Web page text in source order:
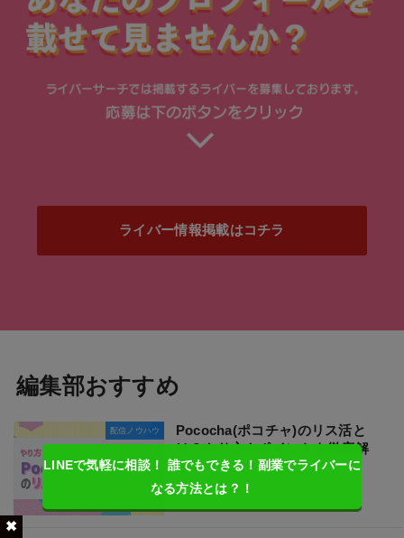
ライバー情報掲載はコチラ
編集部おすすめ
配信ノウハウ
Pococha(ポコチャ)のリス活と
は？やり方やポイントを徹底解
説！
2021.10.22
LINEで気軽に相談！ 誰でもできる！副業でライバーに
なる方法とは？！